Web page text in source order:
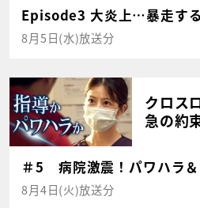
Episode3 大炎上…暴走す
8月5日(水)放送分
クロス
急の約
＃5 病院激震！パワハラ
8月4日(火)放送分